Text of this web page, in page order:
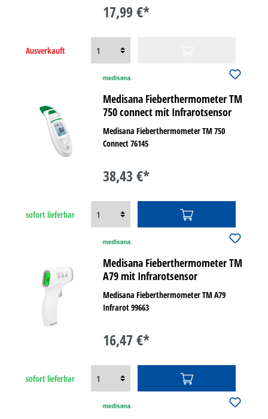
17,99 €*
Ausverkauft
Medisana Fieberthermometer TM
750 connect mit Infrarotsensor
Medisana Fieberthermometer TM 750
Connect 76145
38,43 €*
sofort lieferbar
Medisana Fieberthermometer TM
A79 mit Infrarotsensor
Medisana Fieberthermometer TM A79
Infrarot 99663
16,47 €*
sofort lieferbar